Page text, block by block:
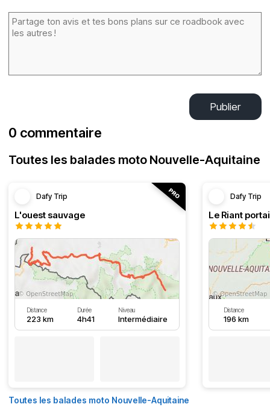
Publier
0 commentaire
Toutes les balades moto Nouvelle-Aquitaine
Dafy Trip
L'ouest sauvage
Distance
223 km
Durée
4h41
Niveau
Intermédiaire
Dafy Trip
Le Riant
Distance
196 km
Toutes les balades moto Nouvelle-Aquitaine